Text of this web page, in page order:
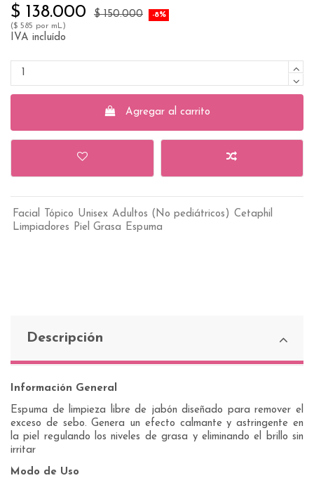
$ 138.000 $ 150.000 -8%
($ 585 por mL)
IVA incluído
Agregar al carrito
Facial Tópico Unisex Adultos (No pediátricos) Cetaphil
Limpiadores
Piel Grasa Espuma
Descripción
Información General
Espuma de limpieza libre de jabón diseñado para remover el
exceso de sebo. Genera un efecto calmante y astringente en
la piel regulando los niveles de grasa y eliminando el brillo sin
irritar
Modo de Uso